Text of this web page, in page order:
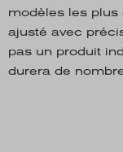
modèles les plus
ajusté avec
pas un produit
durera de